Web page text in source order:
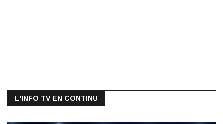
L'INFO TV EN CONTINU